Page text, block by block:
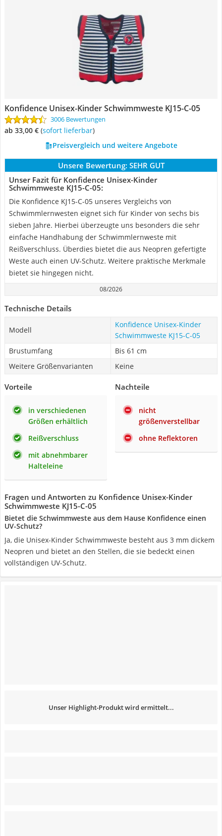
Konfidence Unisex-Kinder Schwimmweste KJ15-C-05
3006 Bewertungen
ab 33,00 € ( Sofort lieferbar)
Preisvergleich und weitere Angebote
Unsere Bewertung: SEHR GUT
Unser Fazit für Konfidence Unisex-Kinder
Schwimmweste KJ15-C-05:
Die Konfidence KJ15-C-05 unseres Vergleichs von
Schwimmlernwesten eignet sich für Kinder von sechs bis
sieben Jahre. Hierbei überzeugte uns besonders die sehr
einfache Handhabung der Schwimmlernweste mit
Reißverschluss. Überdies bietet die aus Neopren gefertigte
Weste auch einen UV-Schutz. Weitere praktische Merkmale
bietet sie hingegen nicht.
08/2026
Technische Details
Modell
Konfidence Unisex-Kinder
Schwimmweste KJ15-C-05
Brustumfang
Bis 61 cm
Weitere Größenvarianten
Keine
Vorteile
in verschiedenen
Größen erhältlich
Reißverschluss
mit abnehmbarer
Halteleine
Nachteile
nicht
größenverstellbar
ohne Reflektoren
Fragen und Antworten zu Konfidence Unisex-Kinder
Schwimmweste KJ15-C-05
Bietet die Schwimmweste aus dem Hause Konfidence einen
UV-Schutz?
Ja, die Unisex-Kinder Schwimmweste besteht aus 3 mm dickem
Neopren und bietet an den Stellen, die sie bedeckt einen
vollständigen UV-Schutz.
Unser Highlight-Produkt wird ermittelt...